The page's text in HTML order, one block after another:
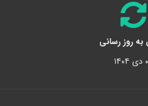
به روز رسانی